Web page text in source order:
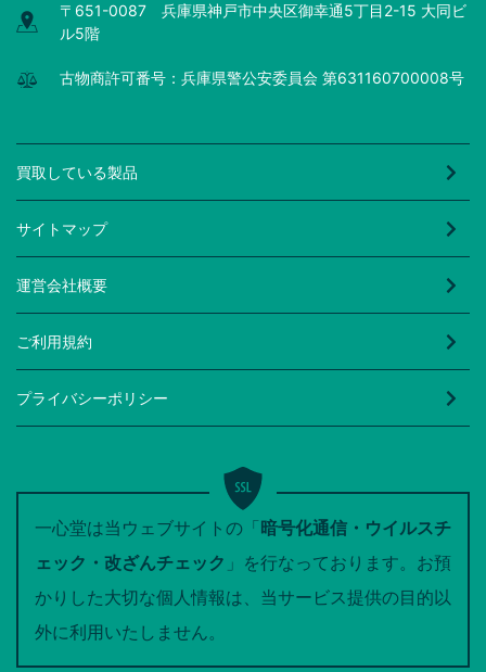
〒651-0087 兵庫県神戸市中央区御幸通5丁目2-15 大同ビ
ル5階
古物商許可番号：兵庫県警公安委員会 第631160700008号
買取している製品
サイトマップ
運営会社概要
ご利用規約
プライバシーポリシー
一心堂は当ウェブサイトの「暗号化通信・ウイルスチ
ェック・改ざんチェック 」を行なっております。お預
かりした大切な個人情報は、当サービス提供の目的以
外に利用いたしません。